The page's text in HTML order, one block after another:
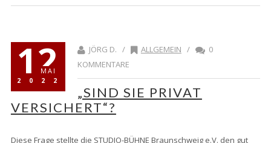
12
MAI
2022
JÖRG D. / ALLGEMEIN /
0
KOMMENTARE
„SIND SIE PRIVAT
VERSICHERT“?
Diese Frage stellte die STUDIO-BÜHNE Braunschweig e.V. den gut